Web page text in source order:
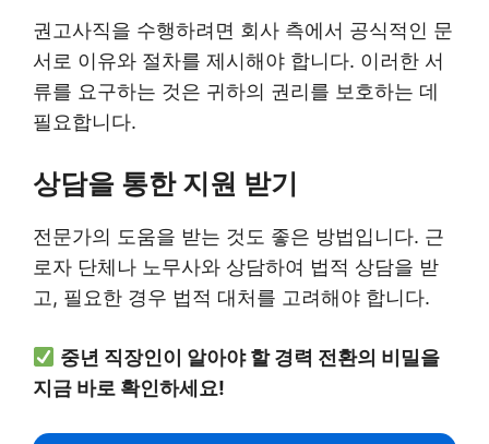
권고사직을 수행하려면 회사 측에서 공식적인 문
서로 이유와 절차를 제시해야 합니다. 이러한 서
류를 요구하는 것은 귀하의 권리를 보호하는 데
필요합니다.
상담을 통한 지원 받기
전문가의 도움을 받는 것도 좋은 방법입니다. 근
로자 단체나 노무사와 상담하여 법적 상담을 받
고, 필요한 경우 법적 대처를 고려해야 합니다.
중년 직장인이 알아야 할 경력 전환의 비밀을
지금 바로 확인하세요!